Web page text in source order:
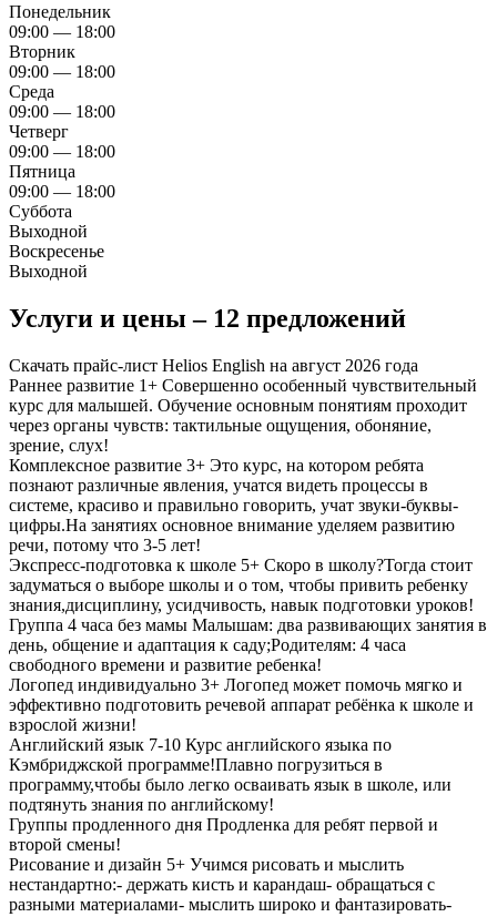
Понедельник
09:00 — 18:00
Вторник
09:00 — 18:00
Среда
09:00 — 18:00
Четверг
09:00 — 18:00
Пятница
09:00 — 18:00
Суббота
Выходной
Воскресенье
Выходной
Услуги и цены – 12 предложений
Скачать прайс-лист Helios English на август 2026 года
Раннее развитие 1+ Совершенно особенный чувствительный
курс для малышей. Обучение основным понятиям проходит
через органы чувств: тактильные ощущения, обоняние,
зрение, слух!
Комплексное развитие 3+ Это курс, на котором ребята
познают различные явления, учатся видеть процессы в
системе, красиво и правильно говорить, учат звуки-буквы-
цифры.На занятиях основное внимание уделяем развитию
речи, потому что 3-5 лет!
Экспресс-подготовка к школе 5+ Скоро в школу?Тогда стоит
задуматься о выборе школы и о том, чтобы привить ребенку
знания,дисциплину, усидчивость, навык подготовки уроков!
Группа 4 часа без мамы Малышам: два развивающих занятия в
день, общение и адаптация к саду;Родителям: 4 часа
свободного времени и развитие ребенка!
Логопед индивидуально 3+ Логопед может помочь мягко и
эффективно подготовить речевой аппарат ребёнка к школе и
взрослой жизни!
Английский язык 7-10 Курс английского языка по
Кэмбриджской программе!Плавно погрузиться в
программу,чтобы было легко осваивать язык в школе, или
подтянуть знания по английскому!
Группы продленного дня Продленка для ребят первой и
второй смены!
Рисование и дизайн 5+ Учимся рисовать и мыслить
нестандартно:- держать кисть и карандаш- обращаться с
разными материалами- мыслить широко и фантазировать-